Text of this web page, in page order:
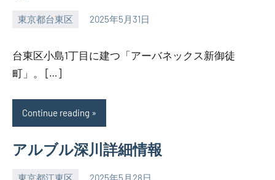
東京都台東区 2025年5月31日
SEZIMO
台東区小島1丁目に建つ「アーバネックス新御徒
町」。 […]
Continue reading
アルブル深川詳細情報
東京都江東区 2025年5月28日